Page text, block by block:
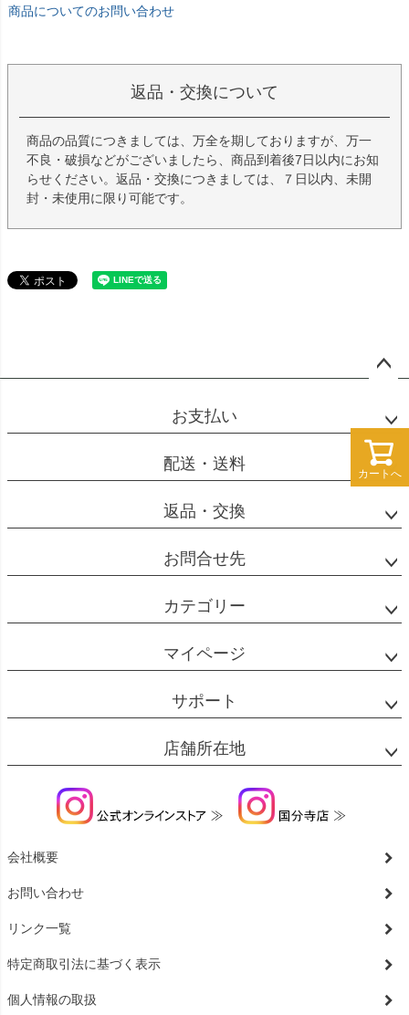
カートへ
カートへ
商品についてのお問い合わせ
返品・交換について
商品の品質につきましては、万全を期しておりますが、万一
不良・破損などがございましたら、商品到着後7日以内にお知
らせください。返品・交換につきましては、７日以内、未開
封・未使用に限り可能です。
ップ
へ
お支払い
配送・送料
返品・交換
お問合せ先
カテゴリー
マイページ
サポート
店舗所在地
会社概要
お問い合わせ
リンク一覧
特定商取引法に基づく表示
個人情報の取扱